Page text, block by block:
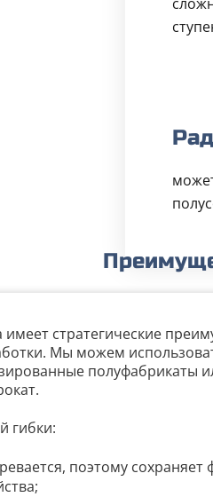
имеет стратегические
Мы можем
полуфабрикаты
гибки:
поэтому сохраняет